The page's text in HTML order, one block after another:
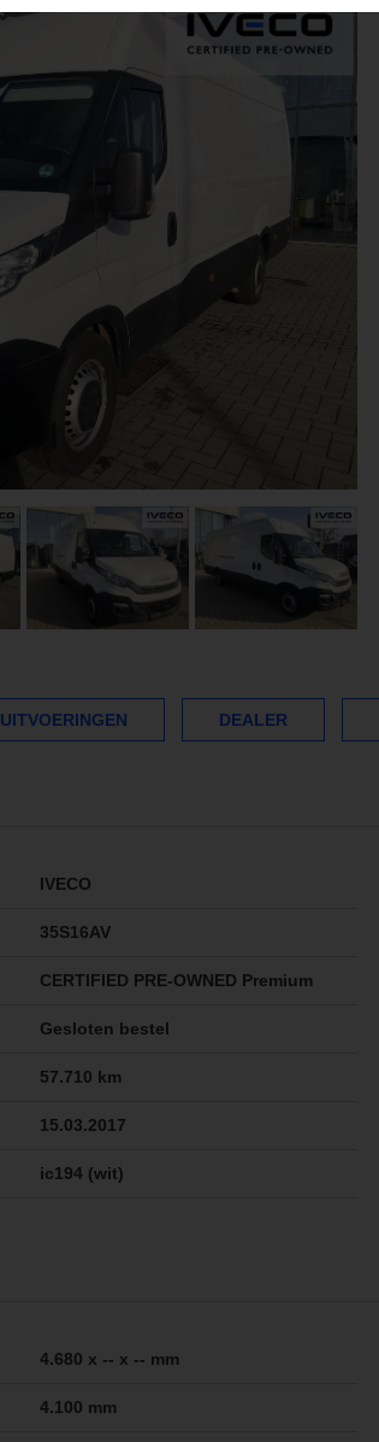
UITVOERINGEN DEALER
IVECO
35S16AV
CERTIFIED PRE-OWNED Premium
Gesloten bestel
57.710 km
15.03.2017
ic194 (wit)
4.680 x -- x -- mm
4.100 mm